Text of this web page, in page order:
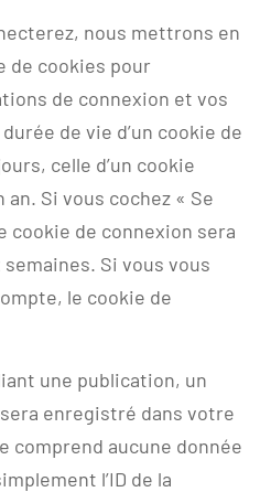
nous mettrons en
de cookies pour
de connexion et vos
de vie d’un cookie de
celle d’un cookie
an. Si vous cochez « Se
cookie de connexion sera
Si vous vous
le cookie de
une publication, un
enregistré dans votre
comprend aucune donnée
l’ID de la